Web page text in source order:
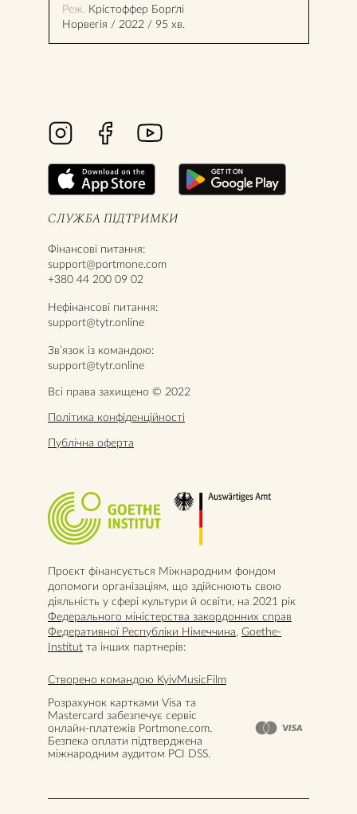
Реж. Крістоффер Борґлі
Норвегія / 2022 / 95 хв.
СЛУЖБА ПІДТРИМКИ
Фінансові питання:
support@portmone.com
+380 44 200 09 02
Нефінансові питання:
support@tytr.online
Звʼязок із командою:
support@tytr.online
Всі права захищено © 2022
Політика конфіденційності
Публічна оферта
Проєкт фінансується Міжнародним фондом
допомоги організаціям, що здійснюють свою
діяльність у сфері культури й освіти, на 2021 рік
Федерального міністерства закордонних справ
Федеративної Республіки Німеччина Goethe-
Institut та інших партнерів:
Створено командою KyivMusicFilm
Розрахунок картками Visa та
Mastercard забезпечує сервіс
онлайн-платежів Portmone.com.
Безпека оплати підтверджена
міжнародним аудитом PCI DSS.